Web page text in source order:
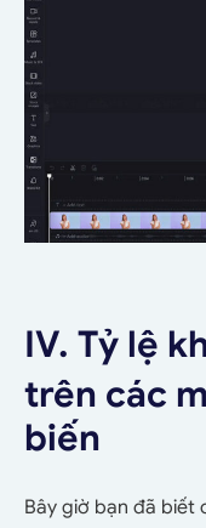
IV. Tỷ lệ
trên các
biến
Bây giờ bạn đã biết